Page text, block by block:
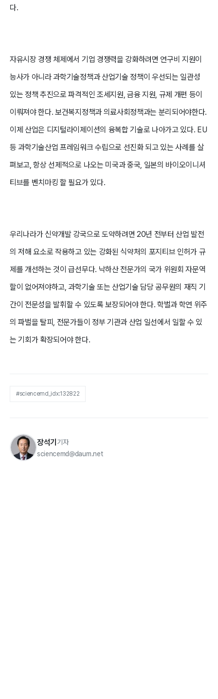
다.
자유시장 경쟁 체제에서 기업 경쟁력을 강화하려면 연구비 지원이
능사가 아니라 과학기술정책과 산업기술 정책이 우선되는 일관성
있는 정책 추진으로 파격적인 조세지원, 금융 지원, 규제 개편 등이
이뤄져야 한다. 보건복지정책과 의료사회정책과는 분리되어야한다.
이제 산업은 디지털라이제이션의 융복합 기술로 나아가고 있다. EU
등 과학기술산업 프레임워크 수립으로 선진화 되고 있는 사례를 살
펴보고, 항상 선제적으로 나오는 미국과 중국, 일본의 바이오이니셔
티브를 벤치마킹 할 필요가 있다.
우리나라가 신약개발 강국으로 도약하려면 20년 전부터 산업 발전
의 저해 요소로 작용하고 있는 강화된 식약처의 포지티브 인허가 규
제를 개선하는 것이 급선무다. 낙하산 전문가의 국가 위원회 자문역
할이 없어져야하고, 과학기술 또는 산업기술 담당 공무원의 재직 기
간이 전문성을 발휘할 수 있도록 보장되어야 한다. 학벌과 학연 위주
의 파벌을 탈피, 전문가들이 정부 기관과 산업 일선에서 일할 수 있
는 기회가 확장되어야 한다.
#sciencemd_idx:132822
장석기 기자
sciencemd@daum.net